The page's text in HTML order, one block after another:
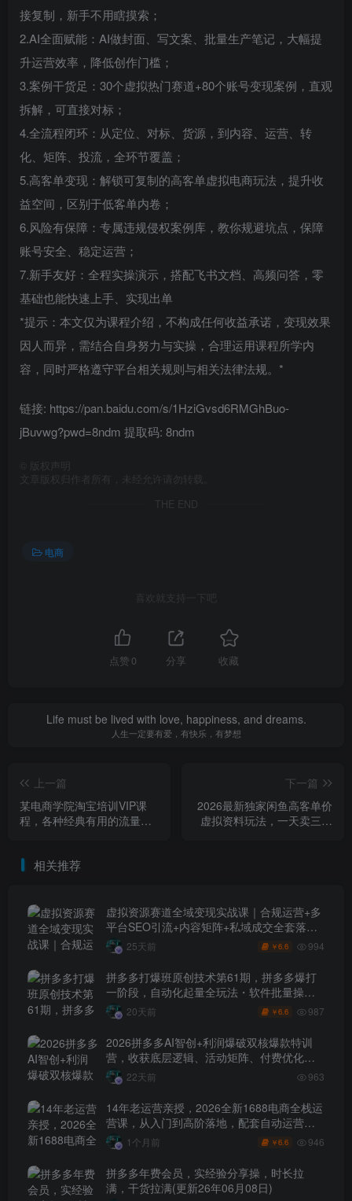
接复制，新手不用瞎摸索；
2.AI全面赋能：AI做封面、写文案、批量生产笔记，大幅提
升运营效率，降低创作门槛；
3.案例干货足：30个虚拟热门赛道+80个账号变现案例，直观
拆解，可直接对标；
4.全流程闭环：从定位、对标、货源，到内容、运营、转
化、矩阵、投流，全环节覆盖；
5.高客单变现：解锁可复制的高客单虚拟电商玩法，提升收
益空间，区别于低客单内卷；
6.风险有保障：专属违规侵权案例库，教你规避坑点，保障
账号安全、稳定运营；
7.新手友好：全程实操演示，搭配飞书文档、高频问答，零
基础也能快速上手、实现出单
*提示：本文仅为课程介绍，不构成任何收益承诺，变现效果
因人而异，需结合自身努力与实操，合理运用课程所学内
容，同时严格遵守平台相关规则与相关法律法规。*
链接: https://pan.baidu.com/s/1HziGvsd6RMGhBuo-
jBuvwg?pwd=8ndm 提取码: 8ndm
版权声明
文章版权归作者所有，未经允许请勿转载。
THE END
电商
喜欢就支持一下吧
点赞 0 分享 收藏
Life must be lived with love, happiness, and dreams.
人生一定要有爱，有快乐，有梦想
上一篇
某电商学院淘宝培训VIP课
程，各种经典有用的流量获
下一篇
2026最新独家闲鱼高客单价
虚拟资料玩法，一天卖三四
相关推荐
虚拟资源赛道全域变现实战课｜合规运营+多
平台SEO引流+内容矩阵+私域成交全套落地
玩法25天前 ￥6.6 994
拼多多打爆班原创技术第61期，拼多多爆打
一阶段，自动化起量全玩法・软件批量操
作・投产优化・大促矩阵实战课
20天前 ￥6.6 987
2026拼多多AI智创+利润爆破双核爆款特训
营，收获底层逻辑、活动矩阵、付费优化、
0-1打爆SOP
22天前 963
14年老运营亲授，2026全新1688电商全栈运
营课，从入门到高阶落地，配套自动运营表
+工具包+直播诊断等
1个月前 ￥6.6 946
拼多多年费会员，实经验分享操，时长拉
满，干货拉满(更新26年06月08日)